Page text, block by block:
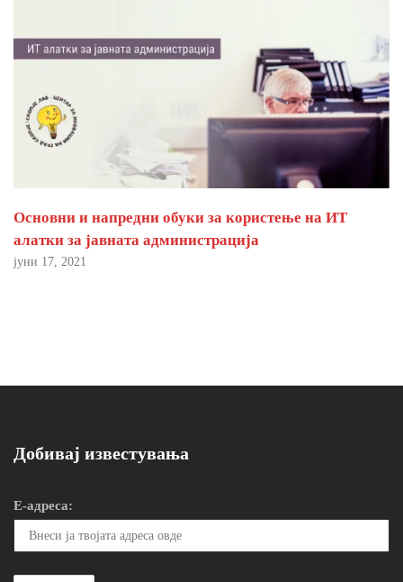
Основни и напредни обуки за користење на ИТ
алатки за јавната администрација
јуни 17, 2021
Добивај известувања
Е-адреса: